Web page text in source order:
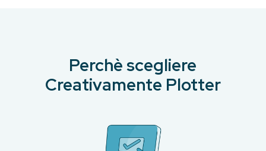
Perchè scegliere
Creativamente Plotter